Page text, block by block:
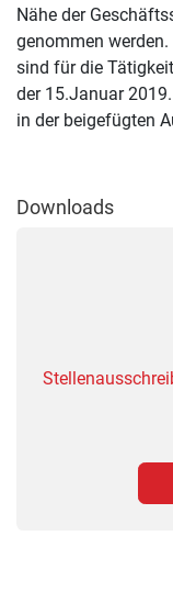
Nähe der
genommen
sind für die
der 15.Januar
in der beigefügten
Downloads